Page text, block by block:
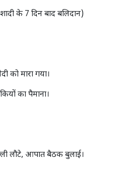
के 7 दिन बाद बलिदान)
को मारा गया।
का पैमाना।
लौटे, आपात बैठक बुलाई।